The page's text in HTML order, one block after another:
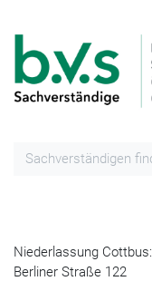
Niederlassung Cottbus:
Berliner Straße 122